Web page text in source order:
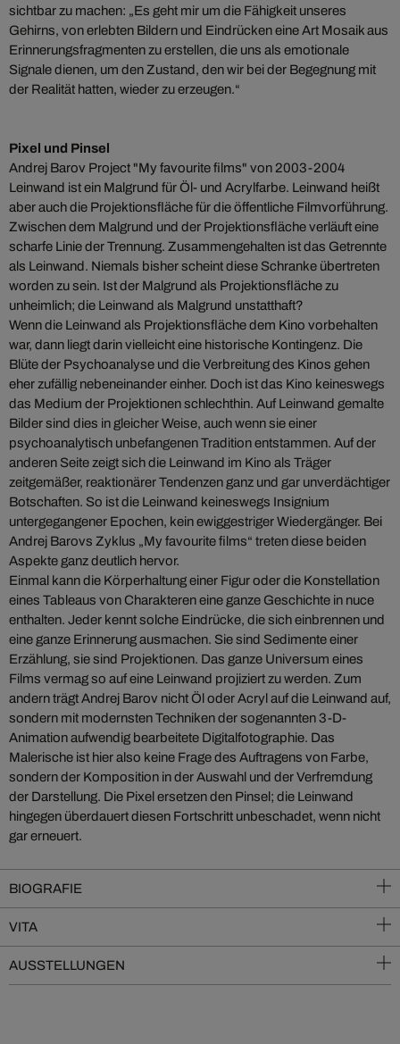
sichtbar zu machen: „Es geht mir um die Fähigkeit unseres
Gehirns, von erlebten Bildern und Eindrücken eine Art Mosaik aus
Erinnerungsfragmenten zu erstellen, die uns als emotionale
Signale dienen, um den Zustand, den wir bei der Begegnung mit
der Realität hatten, wieder zu erzeugen.“
Pixel und Pinsel
Andrej Barov Project "My favourite films" von 2003-2004
Leinwand ist ein Malgrund für Öl- und Acrylfarbe. Leinwand heißt
aber auch die Projektionsfläche für die öffentliche Filmvorführung.
Zwischen dem Malgrund und der Projektionsfläche verläuft eine
scharfe Linie der Trennung. Zusammengehalten ist das Getrennte
als Leinwand. Niemals bisher scheint diese Schranke übertreten
worden zu sein. Ist der Malgrund als Projektionsfläche zu
unheimlich; die Leinwand als Malgrund unstatthaft?
Wenn die Leinwand als Projektionsfläche dem Kino vorbehalten
war, dann liegt darin vielleicht eine historische Kontingenz. Die
Blüte der Psychoanalyse und die Verbreitung des Kinos gehen
eher zufällig nebeneinander einher. Doch ist das Kino keineswegs
das Medium der Projektionen schlechthin. Auf Leinwand gemalte
Bilder sind dies in gleicher Weise, auch wenn sie einer
psychoanalytisch unbefangenen Tradition entstammen. Auf der
anderen Seite zeigt sich die Leinwand im Kino als Träger
zeitgemäßer, reaktionärer Tendenzen ganz und gar unverdächtiger
Botschaften. So ist die Leinwand keineswegs Insignium
untergegangener Epochen, kein ewiggestriger Wiedergänger. Bei
Andrej Barovs Zyklus „My favourite films“ treten diese beiden
Aspekte ganz deutlich hervor.
Einmal kann die Körperhaltung einer Figur oder die Konstellation
eines Tableaus von Charakteren eine ganze Geschichte in nuce
enthalten. Jeder kennt solche Eindrücke, die sich einbrennen und
eine ganze Erinnerung ausmachen. Sie sind Sedimente einer
Erzählung, sie sind Projektionen. Das ganze Universum eines
Films vermag so auf eine Leinwand projiziert zu werden. Zum
andern trägt Andrej Barov nicht Öl oder Acryl auf die Leinwand auf,
sondern mit modernsten Techniken der sogenannten 3-D-
Animation aufwendig bearbeitete Digitalfotographie. Das
Malerische ist hier also keine Frage des Auftragens von Farbe,
sondern der Komposition in der Auswahl und der Verfremdung
der Darstellung. Die Pixel ersetzen den Pinsel; die Leinwand
hingegen überdauert diesen Fortschritt unbeschadet, wenn nicht
gar erneuert.
BIOGRAFIE
VITA
AUSSTELLUNGEN